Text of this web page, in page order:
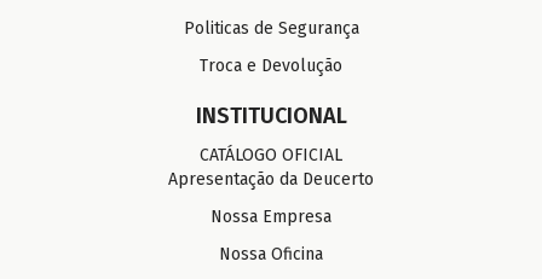
Politicas de Segurança
Troca e Devolução
INSTITUCIONAL
CATÁLOGO OFICIAL
Apresentação da Deucerto
Nossa Empresa
Nossa Oficina